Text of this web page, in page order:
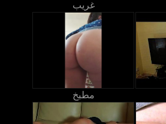
غريب
مطبخ